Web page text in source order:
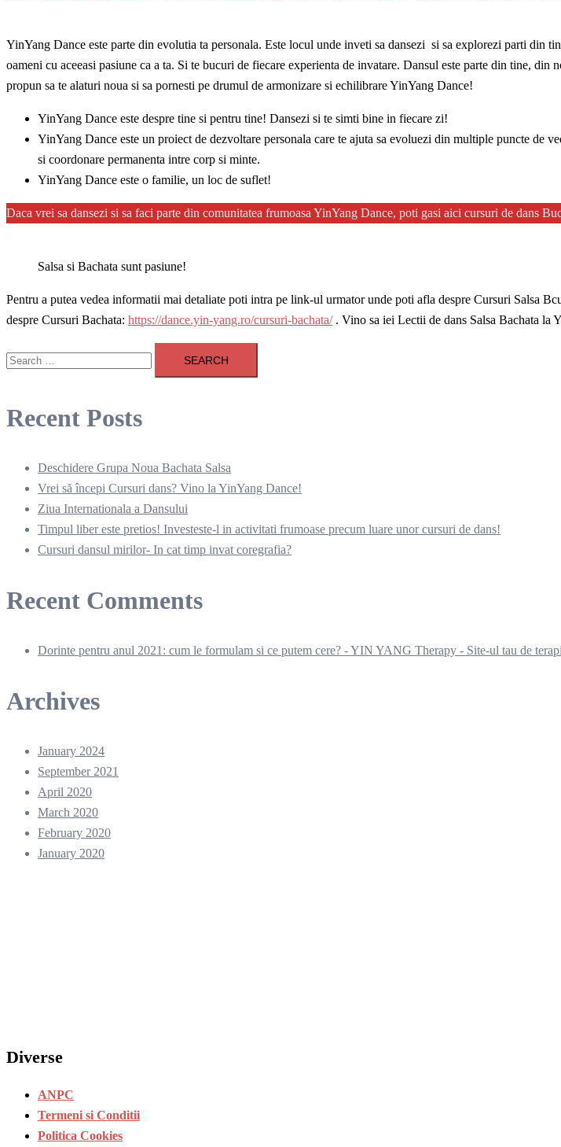
YinYang Dance este parte din evolutia ta personala. Este locul unde inveti sa dansezi si sa explorezi parti din
oameni cu aceeasi pasiune ca a ta. Si te bucuri de fiecare experienta de invatare. Dansul este parte din tine,
propun sa te alaturi noua si sa pornesti pe drumul de armonizare si echilibrare YinYang Dance!
YinYang Dance este despre tine si pentru tine! Dansezi si te simti bine in fiecare zi!
YinYang Dance este un proiect de dezvoltare personala care te ajuta sa evoluezi din multiple puncte
si coordonare permanenta intre corp si minte.
YinYang Dance este o familie, un loc de suflet!
Daca vrei sa dansezi si sa faci parte din comunitatea frumoasa YinYang Dance, poti gasi aici cursuri de dans
Salsa si Bachata sunt pasiune!
Pentru a putea vedea informatii mai detaliate poti intra pe link-ul urmator unde poti afla despre Cursuri Salsa
despre Cursuri Bachata: https://dance.yin-yang.ro/cursuri-bachata/. Vino sa iei Lectii de dans Salsa Bachata la
Search
for:
Recent Posts
Deschidere Grupa Noua Bachata Salsa
Vrei să începi Cursuri dans? Vino la YinYang Dance!
Ziua Internationala a Dansului
Timpul liber este pretios! Investeste-l in activitati frumoase precum luare unor cursuri de dans!
Cursuri dansul mirilor- In cat timp invat coregrafia?
Recent Comments
Dorinte pentru anul 2021: cum le formulam si ce putem cere? - YIN YANG Therapy - Site-ul tau de
Archives
January 2024
September 2021
April 2020
March 2020
February 2020
January 2020
Diverse
ANPC
Termeni si Conditii
Politica Cookies